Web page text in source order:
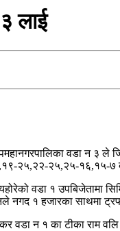
लाई
वडा न ३
२५,२५-१६,१५-७ को
वडा १ उपबिजेतामा
नगद १ हजारका साथमा
वडा न १ का टीका राम